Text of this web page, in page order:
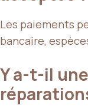
Les paiements
bancaire,
Y a-t-il